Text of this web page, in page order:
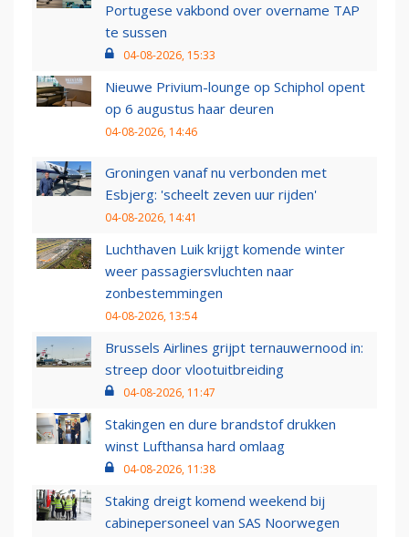
Portugese vakbond over overname TAP
te sussen
04-08-2026, 15:33
Nieuwe Privium-lounge op Schiphol opent
op 6 augustus haar deuren
04-08-2026, 14:46
Groningen vanaf nu verbonden met
Esbjerg: 'scheelt zeven uur rijden'
04-08-2026, 14:41
Luchthaven Luik krijgt komende winter
weer passagiersvluchten naar
zonbestemmingen
04-08-2026, 13:54
Brussels Airlines grijpt ternauwernood in:
streep door vlootuitbreiding
04-08-2026, 11:47
Stakingen en dure brandstof drukken
winst Lufthansa hard omlaag
04-08-2026, 11:38
Staking dreigt komend weekend bij
cabinepersoneel van SAS Noorwegen